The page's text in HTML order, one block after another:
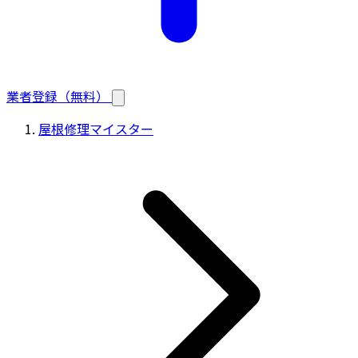
業者登録（無料）
屋根修理マイスター